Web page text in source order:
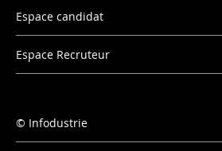
Espace candidat
Espace Recruteur
Infodustrie